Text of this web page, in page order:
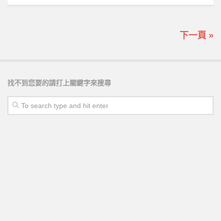
下一頁 »
找不到您要的請打上關鍵字來搜尋